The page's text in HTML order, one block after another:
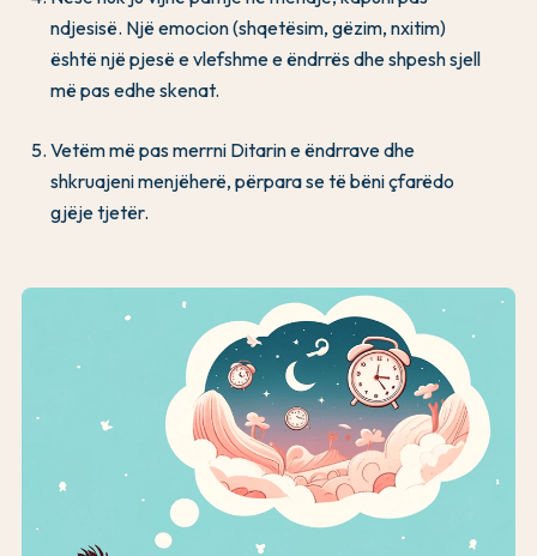
ndjesisë. Një emocion (shqetësim, gëzim, nxitim)
është një pjesë e vlefshme e ëndrrës dhe shpesh sjell
më pas edhe skenat.
Vetëm më pas merrni Ditarin e ëndrrave dhe
shkruajeni menjëherë, përpara se të bëni çfarëdo
gjëje tjetër.